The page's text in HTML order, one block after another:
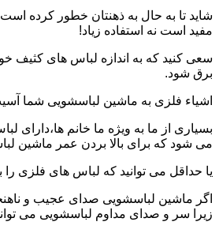
شاید تا به حال به ذهنتان خطور کرده
مفید است نه استفاده زیاد!
سعی کنید که به اندازه لباس های کثیف
برق شود.
اشیاء فلزی به ماشین لباسشویی شما
بسیاری از ما به ویژه ما خانم
می شود که برای بالا بردن عمر ماشین
یا حداقل می توانید که لباس های
اگر ماشین لباسشویی صدای عجیب و
زیرا سر و صدای مداوم لباسشویی می